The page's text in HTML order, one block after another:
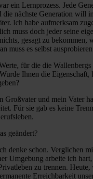
ein Lernprozess. Jede
die nächste Generation will
Ich habe aufmerksam
muss doch jeder seine
gesagt zu bekommen,
muss es selbst
für die die
Ihnen die Eigenschaft,
Großvater und mein Vater
Für sie gab es keine
geändert?
denke schon. Verglichen
Umgebung arbeite ich
zu trennen.
Erreichbarkeit